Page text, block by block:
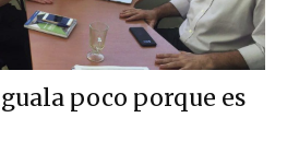
poco porque es